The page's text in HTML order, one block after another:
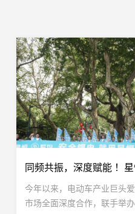
今年以来，电动车产业巨头
市场全面深度合作，联手举